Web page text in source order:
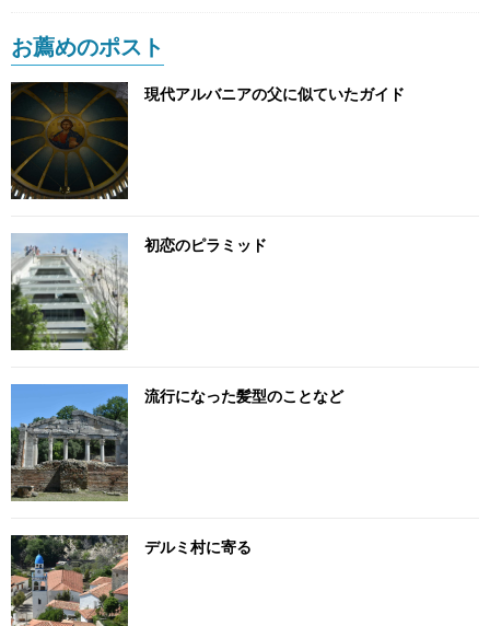
お薦めのポスト
現代アルバニアの父に似ていたガイド
初恋のピラミッド
流行になった髪型のことなど
デルミ村に寄る